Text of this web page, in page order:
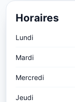
Horaires
Lundi
Mardi
Mercredi
Jeudi